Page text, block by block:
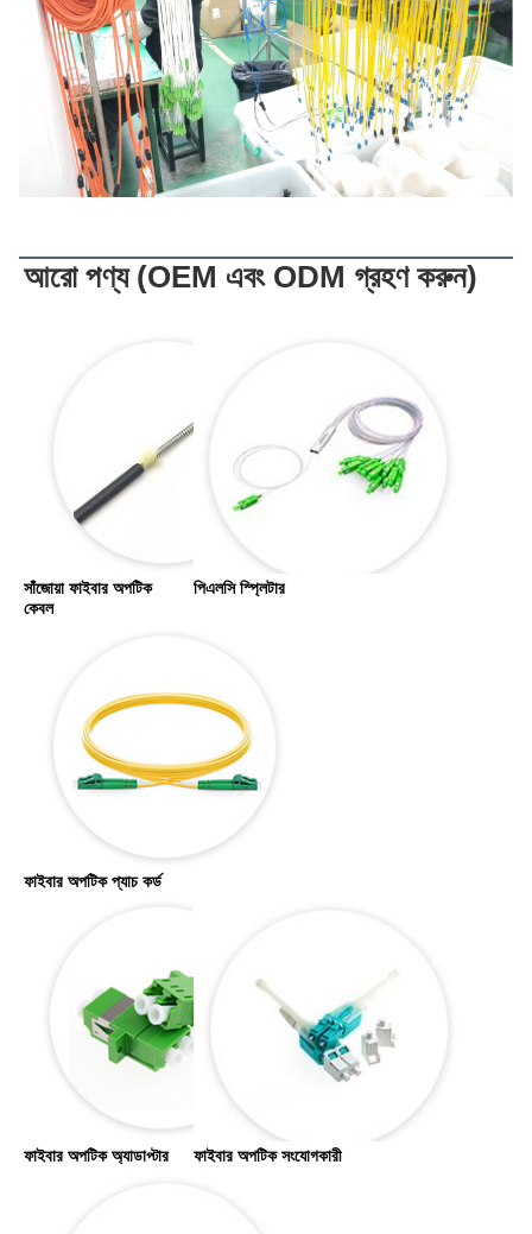
আরো পণ্য (OEM এবং ODM গ্রহণ করুন)
সাঁজোয়া ফাইবার অপটিক
কেবল
পিএলসি স্প্লিটার
ফাইবার অপটিক প্যাচ কর্ড
ফাইবার অপটিক অ্যাডাপ্টার ফাইবার অপটিক সংযোগকারী